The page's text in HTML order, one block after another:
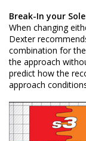
Break-In your
When changing
Dexter
combination for
the approach
predict how the
approach